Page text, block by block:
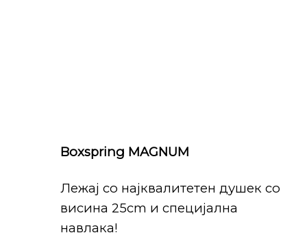
Boxspring MAGNUM
Лежај со најквалитетен душек со
висина 25cm и специјална
навлака!